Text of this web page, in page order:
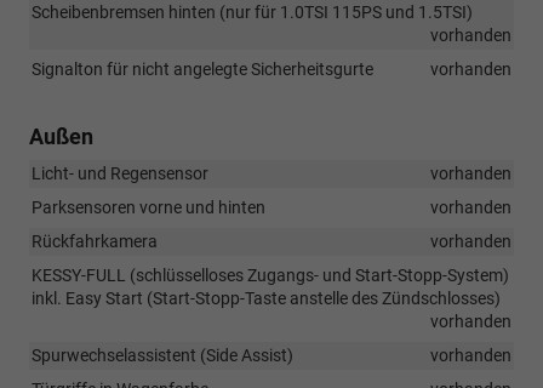
Scheibenbremsen hinten (nur für 1.0TSI 115PS und 1.5TSI)
vorhanden
Signalton für nicht angelegte Sicherheitsgurte
vorhanden
Außen
Licht- und Regensensor
vorhanden
Parksensoren vorne und hinten
vorhanden
Rückfahrkamera
vorhanden
KESSY-FULL (schlüsselloses Zugangs- und Start-Stopp-System)
inkl. Easy Start (Start-Stopp-Taste anstelle des Zündschlosses)
vorhanden
Spurwechselassistent (Side Assist)
vorhanden